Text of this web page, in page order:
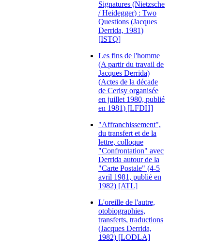
Signatures (Nietzsche
/ Heidegger) : Two
Questions (Jacques
Derrida, 1981)
[ISTQ]
Les fins de l'homme
(A partir du travail de
Jacques Derrida)
(Actes de la décade
de Cerisy organisée
en juillet 1980, publié
en 1981) [LFDH]
"Affranchissement",
du transfert et de la
lettre, colloque
"Confrontation" avec
Derrida autour de la
"Carte Postale" (4-5
avril 1981, publié en
1982) [ATL]
L'oreille de l'autre,
otobiographies,
transferts, traductions
(Jacques Derrida,
1982) [LODLA]